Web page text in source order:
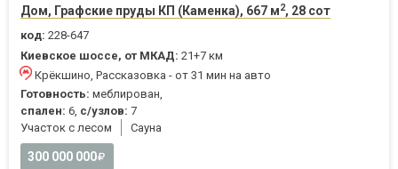
Дом, Графские пруды КП (Каменка), 667 м2, 28 сот
код: 228-647
Киевское шоссе, от МКАД: 21+7 км
Крёкшино, Рассказовка - от 31 мин на авто
Готовность: меблирован,
спален: 6, с/узлов: 7
Участок с лесом
Cауна
300 000 000